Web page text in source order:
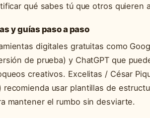
qué sabes tú que otros quieren
y guías paso a paso
digitales gratuitas como
de prueba) y ChatGPT que
creativos. Excelitas / César
recomienda usar plantillas de
mantener el rumbo sin desviarte.